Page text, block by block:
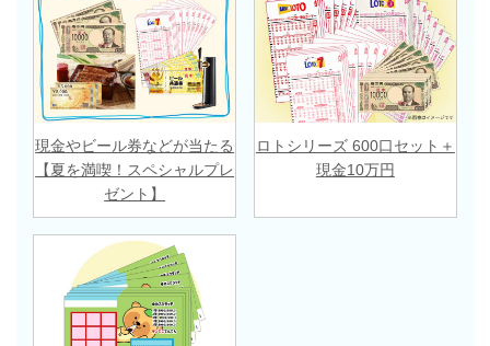
現金やビール券などが当たる
【夏を満喫！スペシャルプレ
ゼント】
ロトシリーズ 600口セット＋
現金10万円